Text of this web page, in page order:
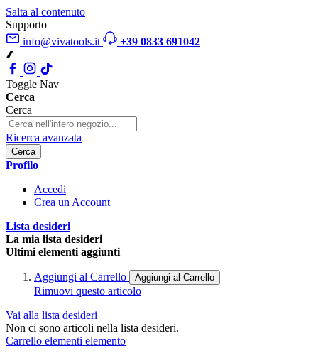
Salta al contenuto
Supporto
info@vivatools.it
+39 0833 691042
Toggle Nav
Cerca
Cerca
Ricerca avanzata
Cerca
Profilo
Accedi
Crea un Account
Lista desideri
La mia lista desideri
Ultimi elementi aggiunti
Aggiungi al Carrello Aggiungi al Carrello
Rimuovi questo articolo
Vai alla lista desideri
Non ci sono articoli nella lista desideri.
Carrello elementi elemento